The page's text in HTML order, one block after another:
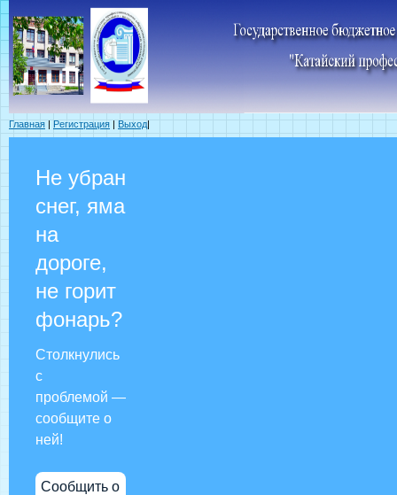
Главная | Регистрация | Выход|
Не убран
снег, яма
на
дороге,
не горит
фонарь?
Столкнулись
с
проблемой —
сообщите о
ней!
Сообщить о